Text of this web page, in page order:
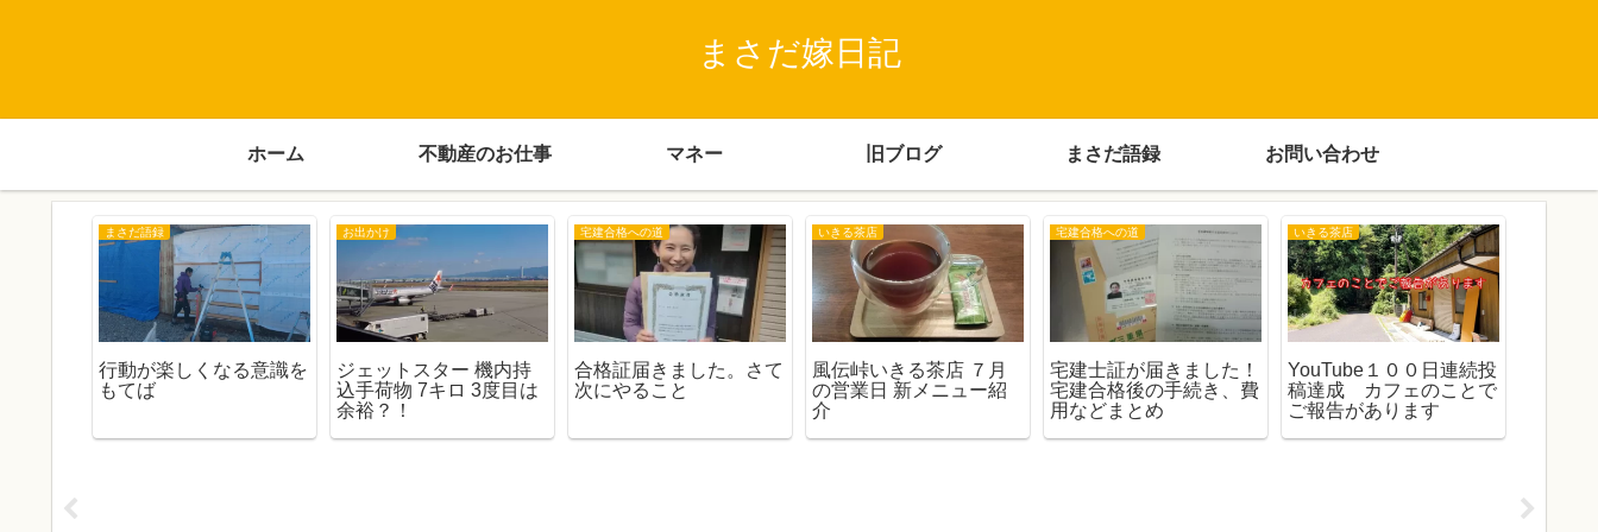
まさだ嫁日記
ホーム 不動産のお仕事 マネー 旧ブログ まさだ語録 お問い合わせ
まさだ語録
行動が楽しくなる意識を
もてば
お出かけ
ジェットスター 機内持
込手荷物 7キロ 3度目は
余裕？！
宅建合格への道
合格証届きました。さて
次にやること
いきる茶店
風伝峠いきる茶店 ７月
の営業日 新メニュー紹
介
宅建合格への道
宅建士証が届きました！
宅建合格後の手続き、費
用などまとめ
いきる茶店
YouTube１００日連続投
稿達成 カフェのことで
ご報告があります